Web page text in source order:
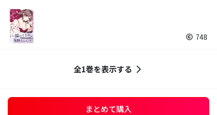
748
全1巻を表示する
まとめて購入